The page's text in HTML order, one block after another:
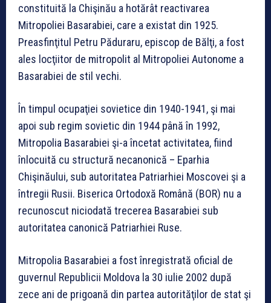
constituită la Chişinău a hotărât reactivarea
Mitropoliei Basarabiei, care a existat din 1925.
Preasfinţitul Petru Păduraru, episcop de Bălţi, a fost
ales locţiitor de mitropolit al Mitropoliei Autonome a
Basarabiei de stil vechi.
În timpul ocupaţiei sovietice din 1940-1941, şi mai
apoi sub regim sovietic din 1944 până în 1992,
Mitropolia Basarabiei şi-a încetat activitatea, fiind
înlocuită cu structură necanonică – Eparhia
Chişinăului, sub autoritatea Patriarhiei Moscovei şi a
întregii Rusii. Biserica Ortodoxă Română (BOR) nu a
recunoscut niciodată trecerea Basarabiei sub
autoritatea canonică Patriarhiei Ruse.
Mitropolia Basarabiei a fost înregistrată oficial de
guvernul Republicii Moldova la 30 iulie 2002 după
zece ani de prigoană din partea autorităţilor de stat şi